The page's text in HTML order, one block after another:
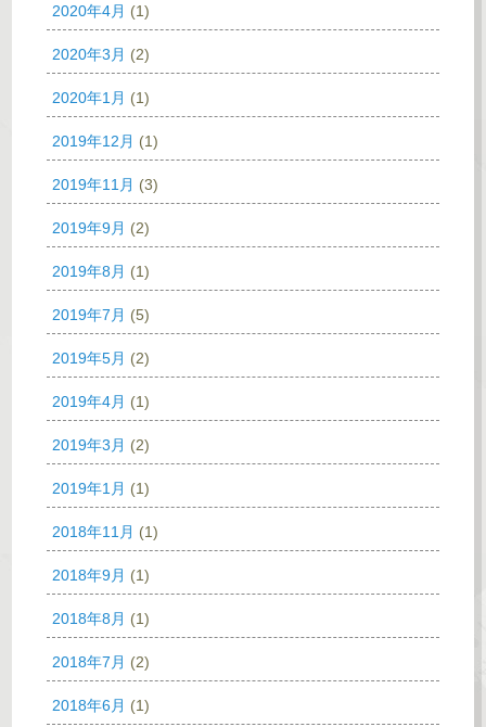
2020年4月 (1)
2020年3月 (2)
2020年1月 (1)
2019年12月 (1)
2019年11月 (3)
2019年9月 (2)
2019年8月 (1)
2019年7月 (5)
2019年5月 (2)
2019年4月 (1)
2019年3月 (2)
2019年1月 (1)
2018年11月 (1)
2018年9月 (1)
2018年8月 (1)
2018年7月 (2)
2018年6月 (1)